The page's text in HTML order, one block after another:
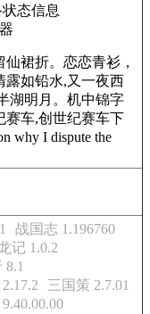
态信息
裙折。恋恋青衫，
露如铅水,又一夜西
湖明月。机中锦字
赛车,创世纪赛车下
why I dispute the
战国志 1.196760
记 1.0.2
8.1
三国策 2.7.01